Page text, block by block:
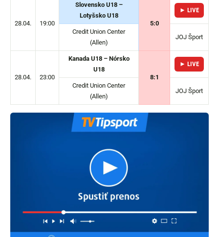
28.04. 19:00
Slovensko U18 –
Lotyšsko U18
5:0
► LIVE
Credit Union Center
(Allen)
JOJ Šport
28.04. 23:00
Kanada U18 – Nórsko
U18
8:1
► LIVE
Credit Union Center
(Allen)
JOJ Šport